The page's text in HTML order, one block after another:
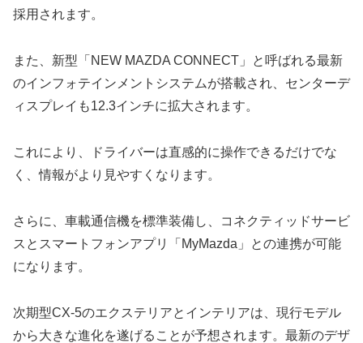
採用されます。
また、新型「NEW MAZDA CONNECT」と呼ばれる最新
のインフォテインメントシステムが搭載され、センターデ
ィスプレイも12.3インチに拡大されます。
これにより、ドライバーは直感的に操作できるだけでな
く、情報がより見やすくなります。
さらに、車載通信機を標準装備し、コネクティッドサービ
スとスマートフォンアプリ「MyMazda」との連携が可能
になります。
次期型CX-5のエクステリアとインテリアは、現行モデル
から大きな進化を遂げることが予想されます。最新のデザ